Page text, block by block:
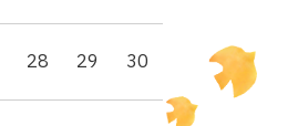
28 29 30